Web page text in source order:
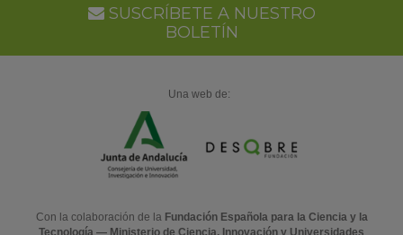
SUSCRÍBETE A NUESTRO
BOLETÍN
Una web de:
Con la colaboración de la Fundación Española para la Ciencia y la
Tecnología — Ministerio de Ciencia, Innovación y Universidades